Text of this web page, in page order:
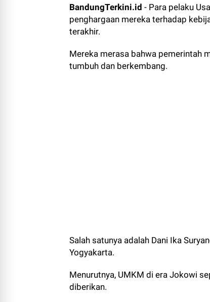
BandungTerkini.id - Para pelaku
penghargaan mereka terhadap
terakhir.
Mereka merasa bahwa pemerintah
tumbuh dan berkembang.
Salah satunya adalah Dani Ika
Yogyakarta.
Menurutnya, UMKM di era Jokowi
diberikan.